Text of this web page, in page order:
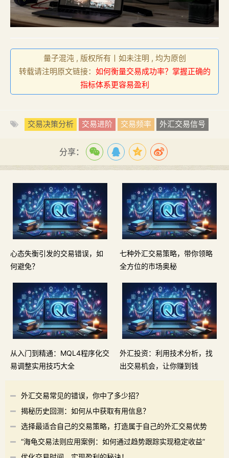
量子混沌 , 版权所有丨如未注明 , 均为原创
转载请注明原文链接： 如何衡量交易成功率？掌握正确的
指标体系更容易盈利
交易决策分析 交易进阶 交易频率 外汇交易信号
分享：
心态失衡引发的交易错误，如
何避免？
七种外汇交易策略，带你领略
全方位的市场奥秘
从入门到精通：MQL4程序化交
易调整实用技巧大全
外汇投资：利用技术分析，找
出交易机会，让你赚到钱
外汇交易常见的错误，你中了多少招？
揭秘历史回测：如何从中获取有用信息？
选择最适合自己的交易策略，打造属于自己的外汇交易优势
“海龟交易法则应用案例：如何通过趋势跟踪实现稳定收益”